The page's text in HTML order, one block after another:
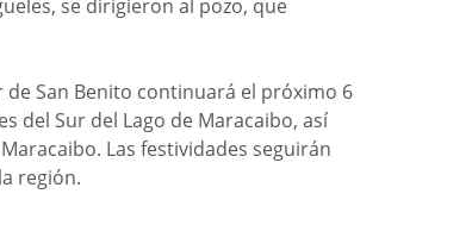
se dirigieron al pozo, que
San Benito continuará el próximo 6
del Sur del Lago de Maracaibo, así
Las festividades seguirán
región.